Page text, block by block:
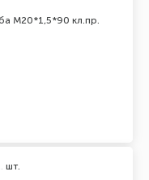
M20*1,5*90 кл.пр.
шт.